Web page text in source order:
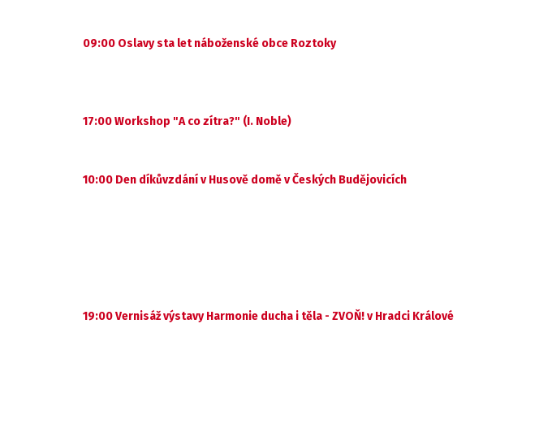
09:00 Oslavy sta let náboženské obce Roztoky
17:00 Workshop "A co zítra?" (I. Noble)
10:00 Den díkůvzdání v Husově domě v Českých Budějovicích
19:00 Vernisáž výstavy Harmonie ducha i těla - ZVOŇ! v Hradci Králové